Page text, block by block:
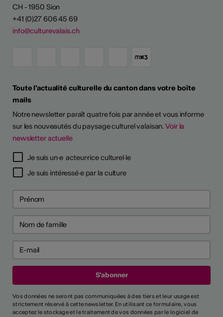
D'ARTISTES
CH - 1950 Sion
+41 (0)27 606 45 69
info@culturevalais.ch
Toute l'actualité culturelle du canton dans votre boîte
mails
Notre newsletter paraît quatre fois par année et vous informe
sur les nouveautés du paysage culturel valaisan.Voir la
newsletter actuelle
Je suis un·e acteur·rice culturel·le
Je suis intéressé·e par la culture
Vos données ne seront pas communiquées à des tiers et leur usage est
strictement réservé à cette newsletter. En utilisant ce formulaire, vous
acceptez le stockage et le traitement de vos données par le logiciel de